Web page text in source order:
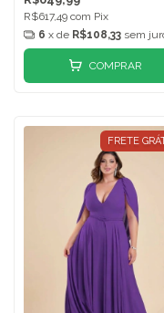
R$617,49 com Pix
6 x de R$108,33 sem
COMPRAR
FRETE